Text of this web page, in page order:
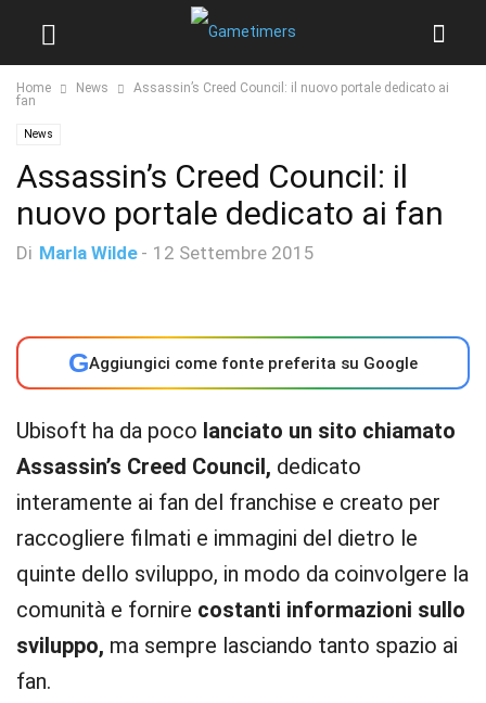
Home News
Assassin’s Creed Council: il nuovo portale dedicato ai
fan
News
Assassin’s Creed Council: il
nuovo portale dedicato ai fan
Di Marla Wilde - 12 Settembre 2015
GAggiungici come fonte preferita su Google
Ubisoft ha da poco lanciato un sito chiamato
Assassin’s Creed Council, dedicato
interamente ai fan del franchise e creato per
raccogliere filmati e immagini del dietro le
quinte dello sviluppo, in modo da coinvolgere la
comunità e fornire costanti informazioni sullo
sviluppo, ma sempre lasciando tanto spazio ai
fan.